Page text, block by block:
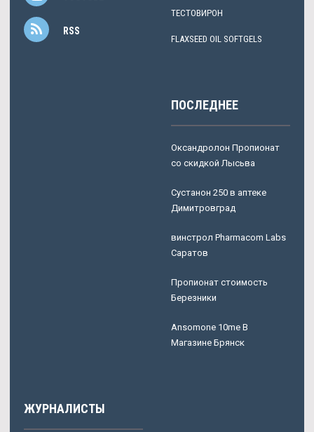
RSS
ТЕСТОВИРОН
FLAXSEED OIL SOFTGELS
ПОСЛЕДНЕЕ
Оксандролон Пропионат
со скидкой Лысьва
Сустанон 250 в аптеке
Димитровград
винстрол Pharmacom Labs
Саратов
Пропионат стоимость
Березники
Ansomone 10me В
Магазине Брянск
ЖУРНАЛИСТЫ